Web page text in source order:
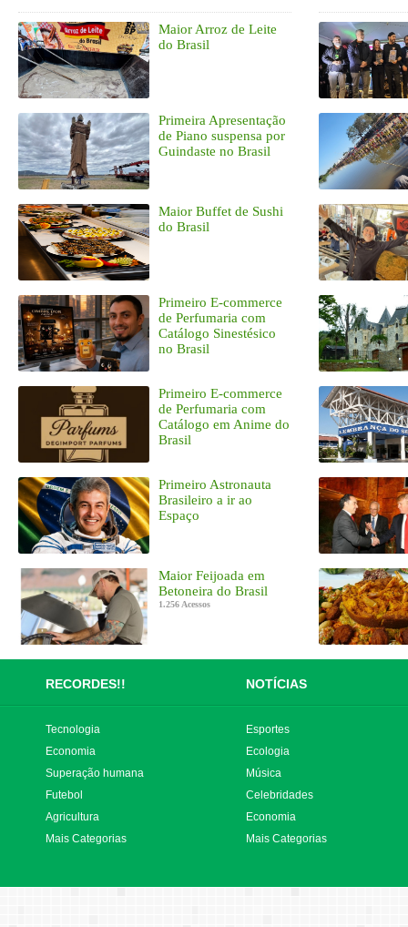
Maior Arroz de Leite
do Brasil
Primeira Apresentação
de Piano suspensa por
Guindaste no Brasil
Maior Buffet de Sushi
do Brasil
Primeiro E-commerce
de Perfumaria com
Catálogo Sinestésico
no Brasil
Primeiro E-commerce
de Perfumaria com
Catálogo em Anime do
Brasil
Primeiro Astronauta
Brasileiro a ir ao
Espaço
Maior Feijoada em
Betoneira do Brasil
1.256 Acessos
RECORDES!! NOTÍCIAS
Tecnologia
Economia
Superação humana
Futebol
Agricultura
Mais Categorias
Esportes
Ecologia
Música
Celebridades
Economia
Mais Categorias